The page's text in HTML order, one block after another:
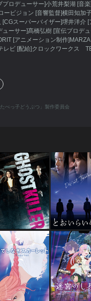
プロデューサー]小荒井梨湖 [音
ービジョン [音響監督]横田知加
[CGスーパーバイザー]堺井洋介
ューサー]髙橋弘樹 [宣伝プロデ
[アニメーション制作
レビ [配給]クロックワークス
べっ子どうぶつ」製作委員会